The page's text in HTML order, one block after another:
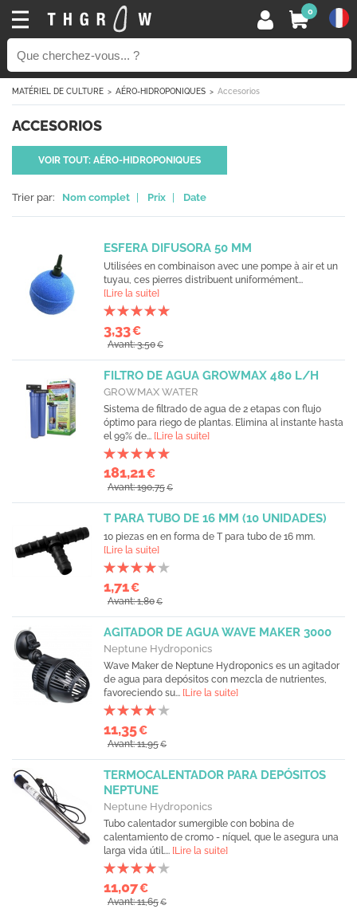
0
MATÉRIEL DE CULTURE AÉRO-HIDROPONIQUES Accesorios
ACCESORIOS
VOIR TOUT: AÉRO-HIDROPONIQUES
Trier par: Nom complet Prix Date
ESFERA DIFUSORA 50 MM
Utilisées en combinaison avec une pompe à air et un
tuyau, ces pierres distribuent uniformément...
[Lire la suite]
3,33€
Avant: 3,50€
FILTRO DE AGUA GROWMAX 480 L/H
GROWMAX WATER
Sistema de filtrado de agua de 2 etapas con flujo
óptimo para riego de plantas. Elimina al instante hasta
el 99% de... [Lire la suite]
181,21€
Avant: 190,75€
T PARA TUBO DE 16 MM (10 UNIDADES)
10 piezas en en forma de T para tubo de 16 mm.
[Lire la suite]
1,71€
Avant: 1,80€
AGITADOR DE AGUA WAVE MAKER 3000
Neptune Hydroponics
Wave Maker de Neptune Hydroponics es un agitador
de agua para depósitos con mezcla de nutrientes,
favoreciendo su... [Lire la suite]
11,35€
Avant: 11,95€
TERMOCALENTADOR PARA DEPÓSITOS
NEPTUNE
Neptune Hydroponics
Tubo calentador sumergible con bobina de
calentamiento de cromo - níquel, que le asegura una
larga vida útil.... [Lire la suite]
11,07€
Avant: 11,65€